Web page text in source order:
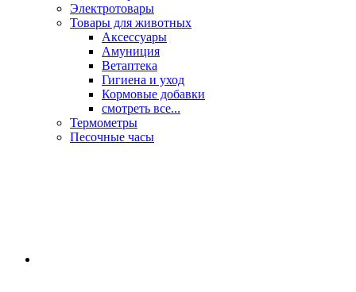
Электротовары
Товары для животных
Аксессуары
Амуниция
Ветаптека
Гигиена и уход
Кормовые добавки
смотреть все...
Термометры
Песочные часы